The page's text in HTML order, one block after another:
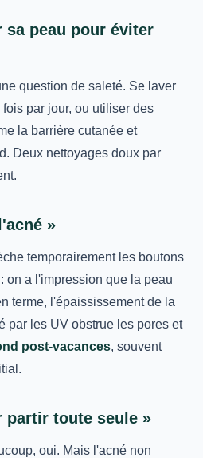
sa peau pour éviter
question de saleté. Se laver
par jour, ou utiliser des
la barrière cutanée et
Deux nettoyages doux par
»
temporairement les boutons
on a l'impression que la peau
terme, l'épaississement de la
par les UV obstrue les pores et
post-vacances, souvent
partir toute seule »
oui. Mais l'acné non